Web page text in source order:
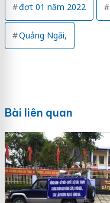
đợt 01 năm 2022
Quảng Ngãi,
Bài liên quan